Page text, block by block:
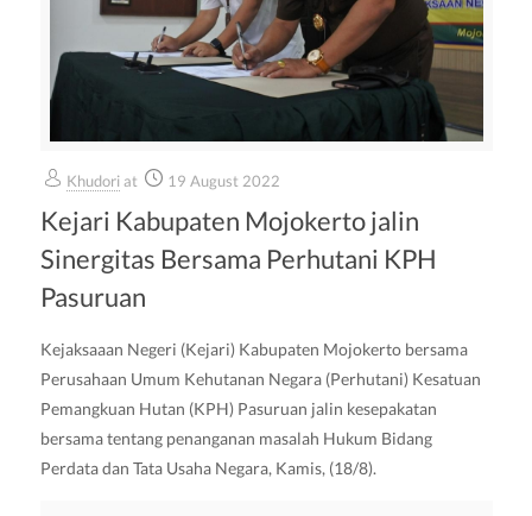
Khudori at 19 August 2022
Kejari Kabupaten Mojokerto jalin
Sinergitas Bersama Perhutani KPH
Pasuruan
Kejaksaaan Negeri (Kejari) Kabupaten Mojokerto bersama
Perusahaan Umum Kehutanan Negara (Perhutani) Kesatuan
Pemangkuan Hutan (KPH) Pasuruan jalin kesepakatan
bersama tentang penanganan masalah Hukum Bidang
Perdata dan Tata Usaha Negara, Kamis, (18/8).